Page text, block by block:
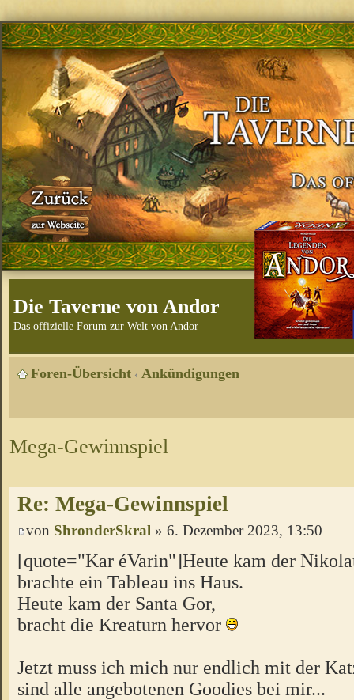
Die Taverne von Andor
Das offizielle Forum zur Welt von Andor
Foren-Übersicht ‹ Ankündigungen
Mega-Gewinnspiel
Re: Mega-Gewinnspiel
von ShronderSkral » 6. Dezember 2023, 13:50
[quote="Kar éVarin"]Heute kam der
brachte ein Tableau ins Haus.
Heute kam der Santa Gor,
bracht die Kreaturn hervor
Jetzt muss ich mich nur endlich mit der
sind alle angebotenen Goodies bei mir...